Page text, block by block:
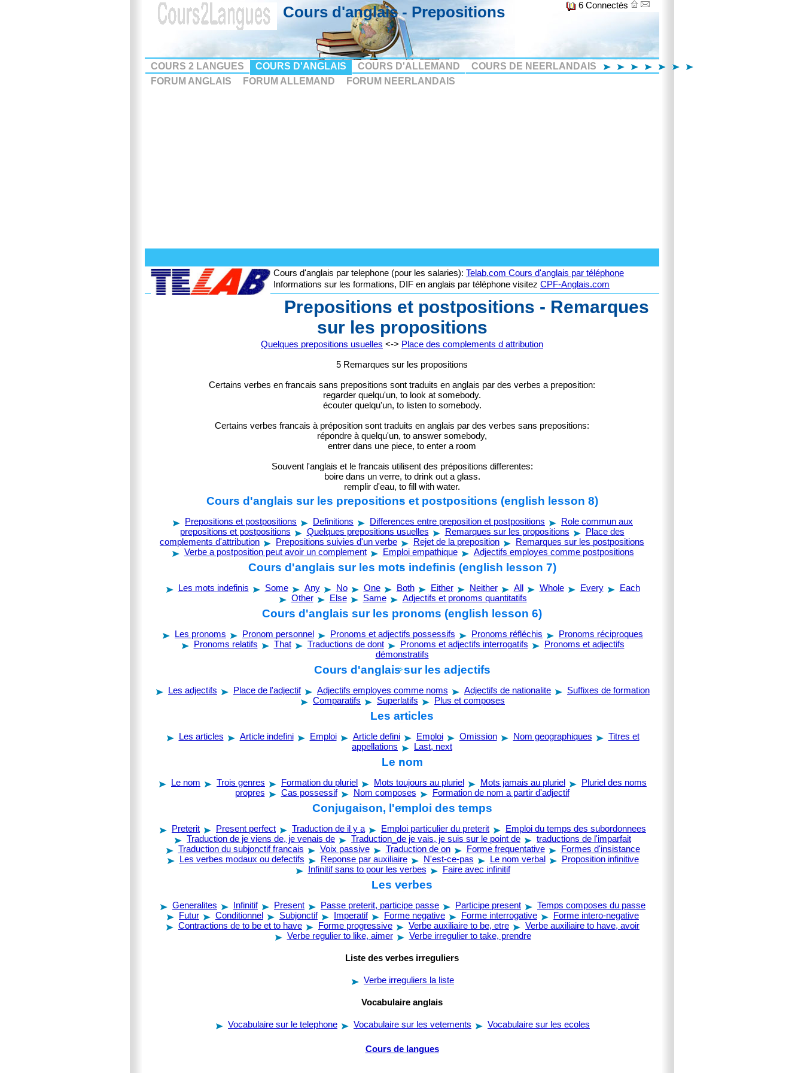
6 Connectés
Cours d'anglais - Prepositions
COURS 2 LANGUES COURS D'ANGLAIS COURS D'ALLEMAND
COURS DE NEERLANDAIS
FORUM ANGLAIS
FORUM ALLEMAND FORUM NEERLANDAIS
Cours d'anglais par telephone (pour les salaries): Telab.com Cours d'anglais par téléphone
Informations sur les formations, DIF en anglais par téléphone visitez CPF-Anglais.com
Prepositions et postpositions - Remarques
sur les propositions
Quelques prepositions usuelles <-> Place des complements d attribution
5 Remarques sur les propositions
Certains verbes en francais sans prepositions sont traduits en anglais par des verbes a preposition:
regarder quelqu'un, to look at somebody.
écouter quelqu'un, to listen to somebody.
Certains verbes francais à préposition sont traduits en anglais par des verbes sans prepositions:
répondre à quelqu'un, to answer somebody,
entrer dans une piece, to enter a room
Souvent l'anglais et le francais utilisent des prépositions differentes:
boire dans un verre, to drink out a glass.
remplir d'eau, to fill with water.
Cours d'anglais sur les prepositions et postpositions (english lesson 8)
Prepositions et postpositions Definitions Differences entre preposition et postpositions
Role commun aux
prepositions et postpositions
Quelques prepositions usuelles Remarques sur les propositions
Place des
complements d'attribution
Prepositions suivies d'un verbe Rejet de la preposition
Remarques sur les postpositions
Verbe a postposition peut avoir un complement
Emploi empathique Adjectifs employes comme postpositions
Cours d'anglais sur les mots indefinis (english lesson 7)
Les mots indefinis Some Any No One Both Either Neither All Whole Every
Each
Other
Else Same Adjectifs et pronoms quantitatifs
Cours d'anglais sur les pronoms (english lesson 6)
Les pronoms Pronom personnel Pronoms et adjectifs possessifs Pronoms réfléchis
Pronoms réciproques
Pronoms relatifs
That Traductions de dont Pronoms et adjectifs interrogatifs
Pronoms et adjectifs
démonstratifs
Cours d'anglais sur les adjectifs
Les adjectifs Place de l'adjectif Adjectifs employes comme noms Adjectifs de nationalite
Suffixes de formation
Comparatifs
Superlatifs Plus et composes
Les articles
Les articles Article indefini Emploi Article defini Emploi Omission Nom geographiques
Titres et
appellations
Last, next
Le nom
Le nom Trois genres Formation du pluriel Mots toujours au pluriel Mots jamais au pluriel
Pluriel des noms
propres
Cas possessif Nom composes Formation de nom a partir d'adjectif
Conjugaison, l'emploi des temps
Preterit Present perfect Traduction de il y a Emploi particulier du preterit
Emploi du temps des subordonnees
Traduction de je viens de, je venais de
Traduction_de je vais, je suis sur le point de
traductions de l'imparfait
Traduction du subjonctif francais
Voix passive Traduction de on Forme frequentative
Formes d'insistance
Les verbes modaux ou defectifs
Reponse par auxiliaire N'est-ce-pas Le nom verbal
Proposition infinitive
Infinitif sans to pour les verbes
Faire avec infinitif
Les verbes
Generalites Infinitif Present Passe preterit, participe passe Participe present
Temps composes du passe
Futur
Conditionnel Subjonctif Imperatif Forme negative Forme interrogative
Forme intero-negative
Contractions de to be et to have
Forme progressive Verbe auxiliaire to be, etre
Verbe auxiliaire to have, avoir
Verbe regulier to like, aimer
Verbe irregulier to take, prendre
Liste des verbes irreguliers
Verbe irreguliers la liste
Vocabulaire anglais
Vocabulaire sur le telephone Vocabulaire sur les vetements Vocabulaire sur les ecoles
Cours de langues